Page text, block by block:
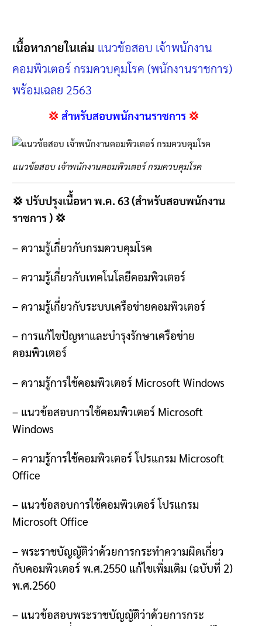
เนื้อหาภายในเล่ม แนวข้อสอบ เจ้าพนักงาน
คอมพิวเตอร์ กรมควบคุมโรค (พนักงานราชการ)
พร้อมเฉลย 2563
💢สำหรับสอบพนักงานราชการ 💢
แนวข้อสอบ เจ้าพนักงานคอมพิวเตอร์ กรมควบคุมโรค
💢ปรับปรุงเนื้อหา พ.ค. 63 (สำหรับสอบพนักงาน
ราชการ) 💢
–ความรู้เกี่ยวกับกรมควบคุมโรค
–ความรู้เกี่ยวกับเทคโนโลยีคอมพิวเตอร์
–ความรู้เกี่ยวกับระบบเครือข่ายคอมพิวเตอร์
–การแก้ไขปัญหาและบำรุงรักษาเครือข่าย
คอมพิวเตอร์
–ความรู้การใช้คอมพิวเตอร์ Microsoft Windows
– แนวข้อสอบการใช้คอมพิวเตอร์ Microsoft
Windows
–ความรู้การใช้คอมพิวเตอร์ โปรแกรม Microsoft
Office
– แนวข้อสอบการใช้คอมพิวเตอร์ โปรแกรม
Microsoft Office
–พระราชบัญญัติว่าด้วยการกระทำความผิดเกี่ยว
กับคอมพิวเตอร์ พ.ศ.2550 แก้ไขเพิ่มเติม (ฉบับที่ 2)
พ.ศ.2560
– แนวข้อสอบพระราชบัญญัติว่าด้วยการกระ